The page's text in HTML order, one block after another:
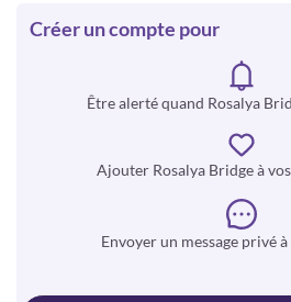
Créer un compte pour
Être alerté quand Rosalya
Ajouter Rosalya Bridge à
Envoyer un message privé